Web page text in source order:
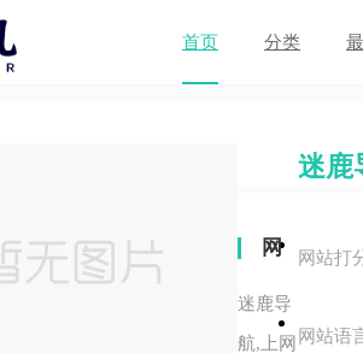
首页 分类
迷鹿
网站打
网站语
网
站
关
迷鹿导
航,上网